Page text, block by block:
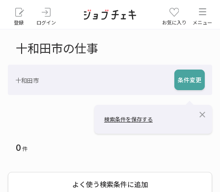
登録 ログイン お気に入り メニュー
十和田市の仕事
十和田市 条件変更
検索条件を保存する close
0件
よく使う検索条件に追加